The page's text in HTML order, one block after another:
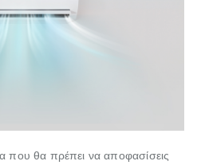
θα πρέπει να αποφασίσεις